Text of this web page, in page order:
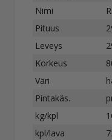
Nimi
Pituus
Leveys
Korkeus
Väri
Pintakäs.
kg/kpl
kpl/lava